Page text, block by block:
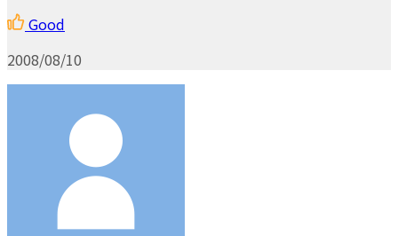
Good
2008/08/10